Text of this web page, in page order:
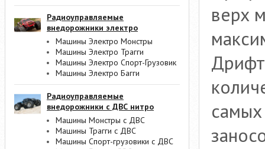
Радиоуправляемые
внедорожники электро
Машины Электро Монстры
Машины Электро Трагги
Машины Электро Спорт-Грузовик
Машины Электро Багги
Радиоуправляемые
внедорожники с ДВС нитро
Машины Монстры с ДВС
Машины Трагги с ДВС
Машины Спорт-грузовики с ДВС
верх